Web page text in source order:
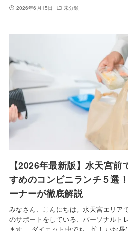
2026年6月15日 未分類
【2026年最新版】水天宮
すめのコンビニランチ５選
ーナーが徹底解説
みなさん、こんにちは。水天宮エリア
のサポートをしている、パーソナルト
ます。 ダイエット中でも、忙しいお